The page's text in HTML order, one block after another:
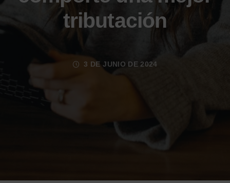
tributación
3 DE JUNIO DE 2024